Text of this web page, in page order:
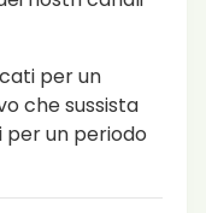
per un
che sussista
per un periodo